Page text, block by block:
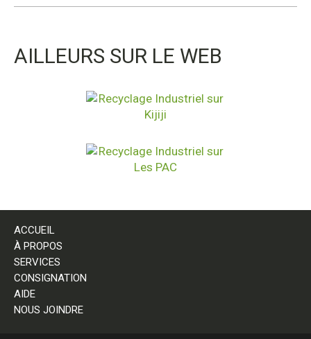
AILLEURS SUR LE WEB
ACCUEIL
À PROPOS
SERVICES
CONSIGNATION
AIDE
NOUS JOINDRE